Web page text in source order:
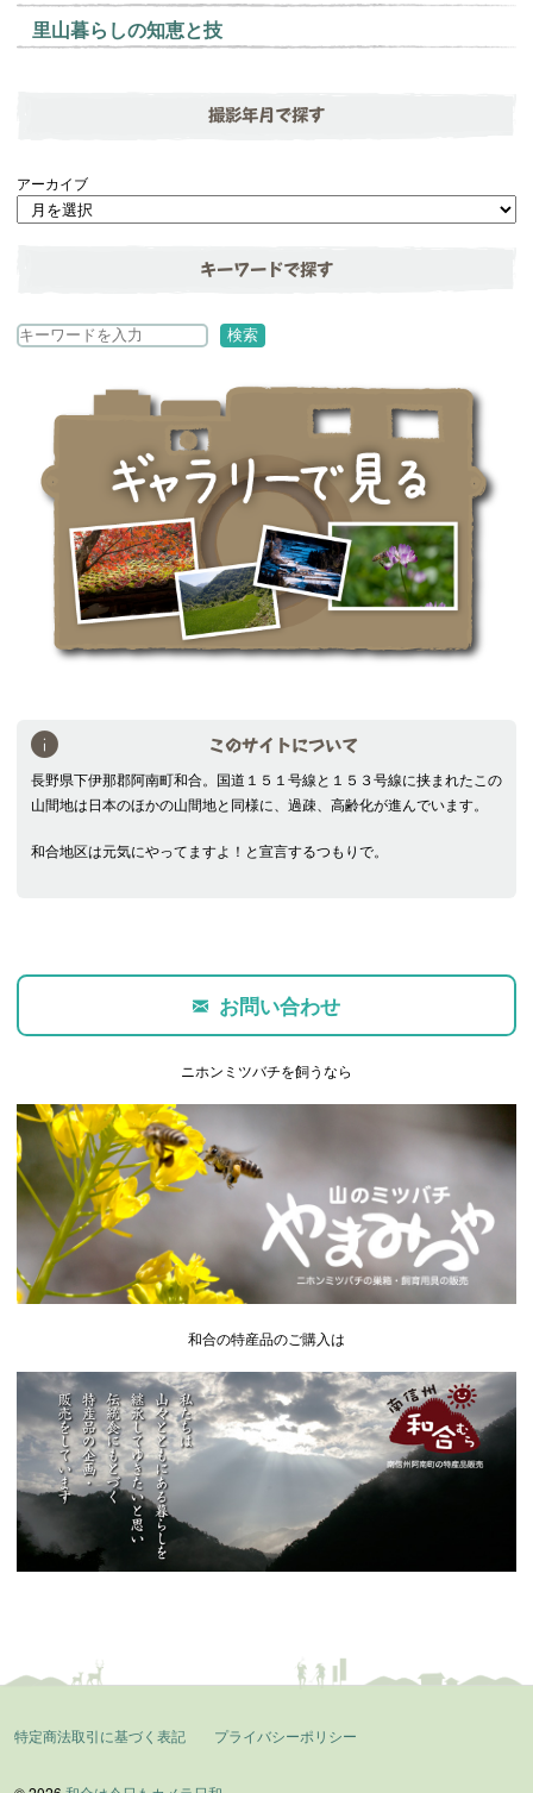
里山暮らしの知恵と技
撮影年月で探す
アーカイブ
キーワードで探す
検
検索
このサイトについて
長野県下伊那郡阿南町和合。国道１５１号線と１５３号線に挟まれたこの
山間地は日本のほかの山間地と同様に、過疎、高齢化が進んでいます。
和合地区は元気にやってますよ！と宣言するつもりで。
お問い合わせ
ニホンミツバチを飼うなら
和合の特産品のご購入は
特定商法取引に基づく表記 プライバシーポリシー